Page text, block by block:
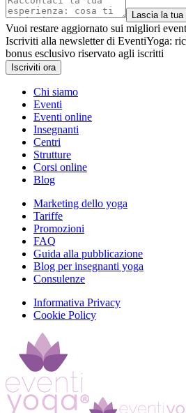
Lascia la
Vuoi restare aggiornato sui migliori
Iscriviti alla newsletter di EventiYoga:
bonus esclusivo riservato agli iscritti
Iscriviti ora
Chi siamo
Eventi
Eventi online
Insegnanti
Centri
Strutture
Corsi online
Blog
Marketing dello yoga
Tariffe
Promozioni
FAQ
Guida alla pubblicazione
Blog per insegnanti yoga
Consulenze
Informativa Privacy
Cookie Policy